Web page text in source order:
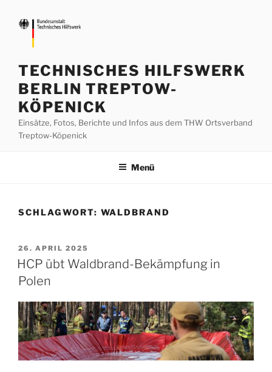
Inhalt
springen
TECHNISCHES HILFSWERK
BERLIN TREPTOW-
KÖPENICK
Einsätze, Fotos, Berichte und Infos aus dem THW Ortsverband
Treptow-Köpenick
Menü
SCHLAGWORT: WALDBRAND
VERÖFFENTLICHT
AM
26. APRIL 2025
HCP übt Waldbrand-Bekämpfung in
Polen